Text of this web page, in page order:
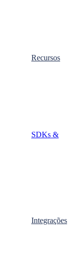
Recursos
SDKs &
Integrações